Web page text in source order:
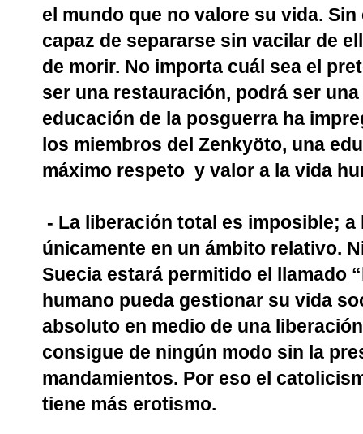
el mundo que no valore su vida.
capaz de separarse sin vacilar de
de morir. No importa cuál sea el
ser una restauración, podrá ser
educación de la posguerra ha
los miembros del Zenkyöto, una
máximo respeto y valor a la vida
- La liberación total es imposible;
únicamente en un ámbito relativo.
Suecia estará permitido el llamado
humano pueda gestionar su vida
absoluto en medio de una
consigue de ningún modo sin la
mandamientos. Por eso el
tiene más erotismo.